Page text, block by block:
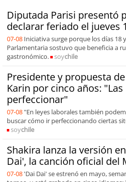
Diputada Parisi presentó
declarar feriado el jueves
07-08 Iniciativa surge porque los días 18
Parlamentaria sostuvo que beneficia a
gastronómico.
soychile
Presidente y propuesta
Karin por cinco años:
perfeccionar"
07-08 "En leyes laborales también
buscar cómo ir perfeccionando ciertas
soychile
Shakira lanza la versión
Dai', la canción oficial del
07-08 'Dai Dai' se estrenó en mayo,